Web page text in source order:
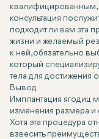
квалифицированным,
консультация
подходит ли вам эта
жизни и желаемый
к ней, обязательно
который
тела для достижения
Вывод
Имплантация ягодиц
изменения размера
Хотя эта процедура
взвесить